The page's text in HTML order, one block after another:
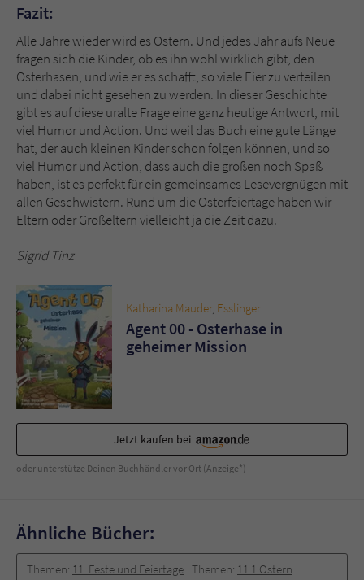
Fazit:
Alle Jahre wieder wird es Ostern. Und jedes Jahr aufs Neue
fragen sich die Kinder, ob es ihn wohl wirklich gibt, den
Osterhasen, und wie er es schafft, so viele Eier zu verteilen
und dabei nicht gesehen zu werden. In dieser Geschichte
gibt es auf diese uralte Frage eine ganz heutige Antwort, mit
viel Humor und Action. Und weil das Buch eine gute Länge
hat, der auch kleinen Kinder schon folgen können, und so
viel Humor und Action, dass auch die großen noch Spaß
haben, ist es perfekt für ein gemeinsames Lesevergnügen mit
allen Geschwistern. Rund um die Osterfeiertage haben wir
Eltern oder Großeltern vielleicht ja die Zeit dazu.
Sigrid Tinz
Katharina Mauder, Esslinger
Agent 00 - Osterhase in
geheimer Mission
Jetzt kaufen bei
oder unterstütze Deinen Buchhändler vor Ort (Anzeige*)
Ähnliche Bücher:
Themen: 11. Feste und Feiertage Themen: 11.1 Ostern